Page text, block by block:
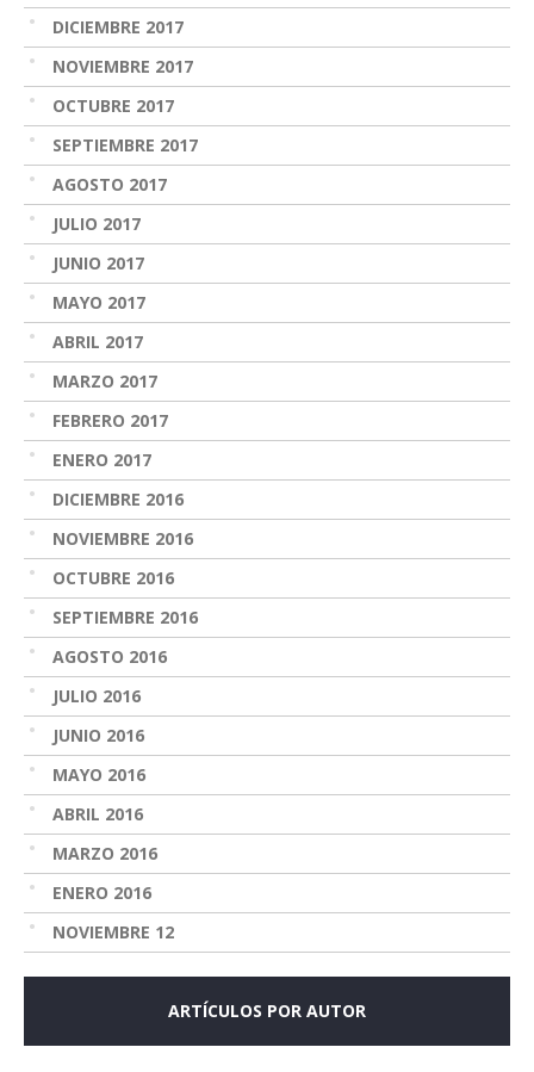
DICIEMBRE 2017
NOVIEMBRE 2017
OCTUBRE 2017
SEPTIEMBRE 2017
AGOSTO 2017
JULIO 2017
JUNIO 2017
MAYO 2017
ABRIL 2017
MARZO 2017
FEBRERO 2017
ENERO 2017
DICIEMBRE 2016
NOVIEMBRE 2016
OCTUBRE 2016
SEPTIEMBRE 2016
AGOSTO 2016
JULIO 2016
JUNIO 2016
MAYO 2016
ABRIL 2016
MARZO 2016
ENERO 2016
NOVIEMBRE 12
ARTÍCULOS POR AUTOR